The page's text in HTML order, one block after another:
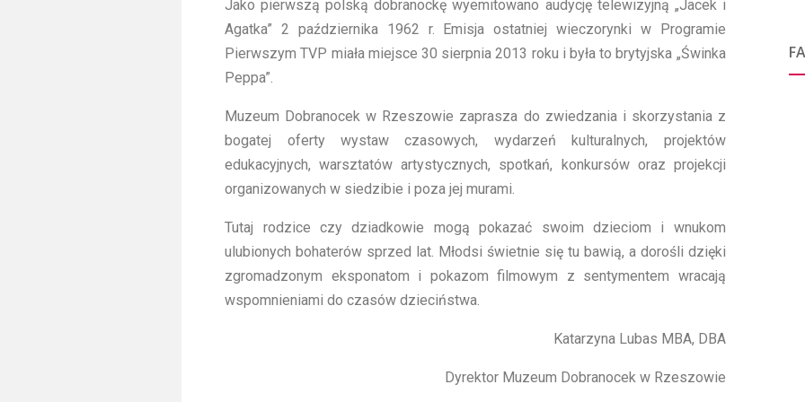
Jako pierwszą polską dobranockę wyemitowano audycję telewizyjną „Jacek i
Agatka” 2 października 1962 r. Emisja ostatniej wieczorynki w Programie
Pierwszym TVP miała miejsce 30 sierpnia 2013 roku i była to brytyjska „Świnka
Peppa”.
Muzeum Dobranocek w Rzeszowie zaprasza do zwiedzania i skorzystania z
bogatej oferty wystaw czasowych, wydarzeń kulturalnych, projektów
edukacyjnych, warsztatów artystycznych, spotkań, konkursów oraz projekcji
organizowanych w siedzibie i poza jej murami.
Tutaj rodzice czy dziadkowie mogą pokazać swoim dzieciom i wnukom
ulubionych bohaterów sprzed lat. Młodsi świetnie się tu bawią, a dorośli dzięki
zgromadzonym eksponatom i pokazom filmowym z sentymentem wracają
wspomnieniami do czasów dzieciństwa.
Katarzyna Lubas MBA, DBA
Dyrektor Muzeum Dobranocek w Rzeszowie